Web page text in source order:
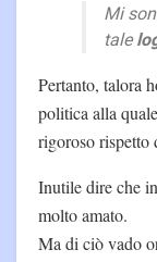
Mi
tale
Pertanto, talora
politica alla
rigoroso rispetto
Inutile dire che
molto amato.
Ma di ciò vado